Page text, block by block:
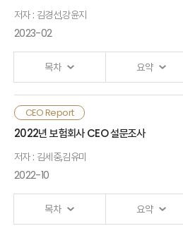
추구하기 위한 목적으로, 기업의 재무정
고려하는 투자 방식임. 보험회사는 친
수행하고 ESG 관련 규제에 대응하
위험관리, 위험조정 수익률 제고 등을
필요성이 커지고 있음
글로벌 보험회사는 다양한 국제협약에
요소를 고려한 자산운용체계를 도
선도하고 있는 유럽 보험회사는 임팩
네거티브 스크리닝을 비롯하여 다양한
있으며, 최근에는 전략적 한계를 보완
강화하는 추세임. ESG 통합 전략
가능하며, 보험회사와 같은 자산 소유
위탁운용사의 ESG 투자 방식까지도
Ⅱ. ESG 투자 현황과 이슈
Ⅲ. 과제
· 참고문헌
저자 : 김경선,강윤지
2023-02
목차 요약
인구구조 변화와 코로나19의 영
증가하고, 반려동물 고령화와 의료
대한 의료비 부담을 보장하는 반려
미만으로 저조한 상황임
반려동물보험의 필요성에 대한
높아지면서 반려동물보험시장도
Ⅰ. 검토 배경
Ⅱ. 반려동물보험 현황과 문제점
Ⅲ. 반려동물보험 활성화 방안
CEO Report
2022년 보험회사 CEO 설문조사
저자 : 김세중,김유미
2022-10
목차 요약